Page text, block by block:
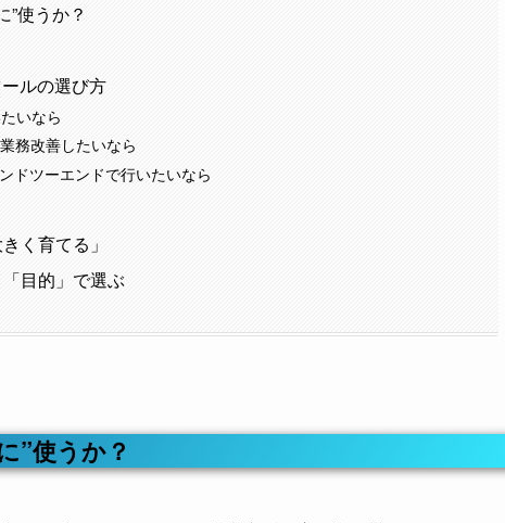
”使うか？
ルの選び方
いなら
務改善したいなら
ドツーエンドで行いたいなら
く育てる」
目的」で選ぶ
”使うか？